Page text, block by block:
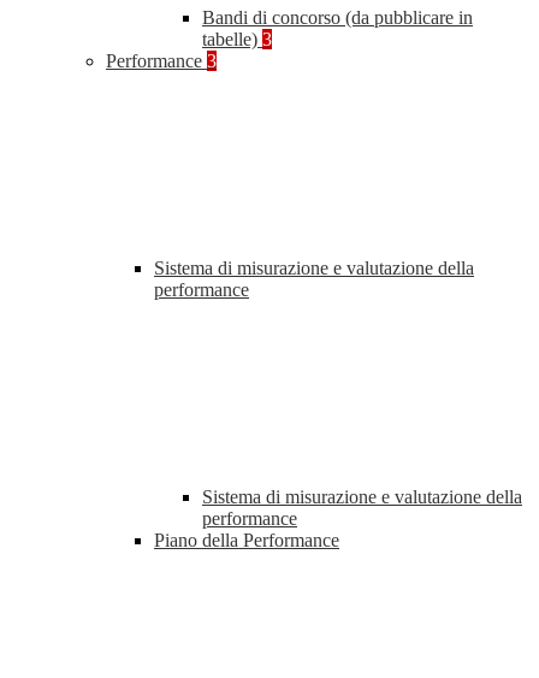
Bandi di concorso (da pubblicare in
tabelle) 3
Performance 3
Sistema di misurazione e valutazione della
performance
Sistema di misurazione e valutazione della
performance
Piano della Performance